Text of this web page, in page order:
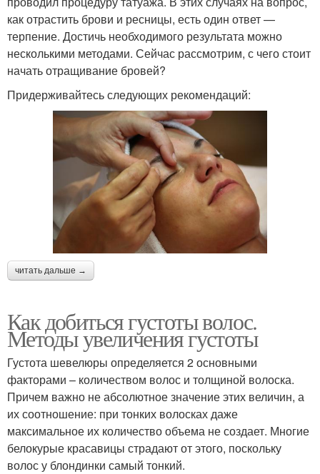
как отрастить брови и ресницы, есть один ответ —
терпение. Достичь необходимого результата можно
несколькими методами. Сейчас рассмотрим, с чего стоит
начать отращивание бровей?
Придерживайтесь следующих рекомендаций:
читать дальше →
Как добиться густоты волос.
Методы увеличения густоты
Густота шевелюры определяется 2 основными
факторами – количеством волос и толщиной волоска.
Причем важно не абсолютное значение этих величин, а
их соотношение: при тонких волосках даже
максимальное их количество объема не создает. Многие
белокурые красавицы страдают от этого, поскольку
волос у блондинки самый тонкий.